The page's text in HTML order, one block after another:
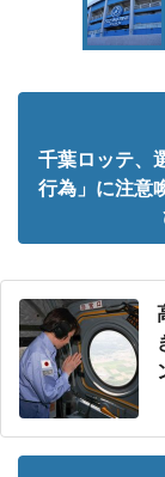
千葉ロッテ、
行為」に注意